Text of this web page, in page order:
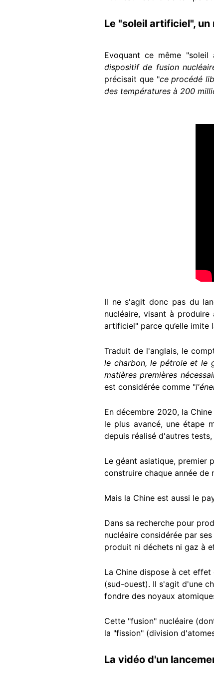
Le "soleil artificiel",
Evoquant ce même
dispositif de fusion
précisait que "ce procédé
des températures à 200
Il ne s'agit donc pas du
nucléaire, visant à produire
artificiel" parce qu’elle imite
Traduit de l'anglais, le
le charbon, le pétrole et le
matières premières
est considérée comme "
En décembre 2020, la
le plus avancé, une étape
depuis réalisé d'autres
Le géant asiatique, premier
construire chaque année de
Mais la Chine est aussi le
Dans sa recherche pour
nucléaire considérée par
produit ni déchets ni gaz à
La Chine dispose à cet
(sud-ouest). Il s'agit d'une
fondre des noyaux
Cette "fusion" nucléaire
la "fission" (division
La vidéo d'un